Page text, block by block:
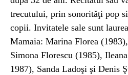
trecutului, prin sonorităţi pop
copii. Invitatele sale sunt
Mamaia: Marina Florea
Simona Florescu (1985),
1987), Sanda Ladoşi şi Denis